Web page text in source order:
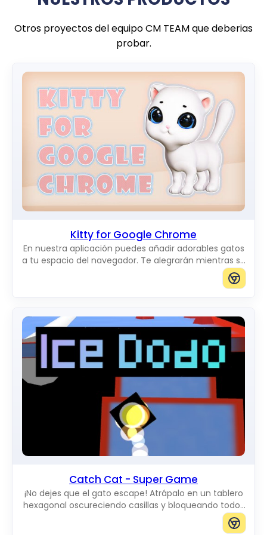
Otros proyectos del equipo CM TEAM que deberias
probar.
Kitty for Google Chrome
En nuestra aplicación puedes añadir adorables gatos
a tu espacio del navegador. Te alegrarán mientras se
mueven por la pantalla. Puedes añadir gatos del
Catch Cat - Super Game
¡No dejes que el gato escape! Atrápalo en un tablero
hexagonal oscureciendo casillas y bloqueando todos